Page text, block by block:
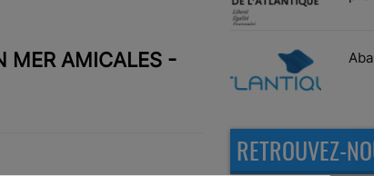
MER AMICALES -
RETROUVEZ-